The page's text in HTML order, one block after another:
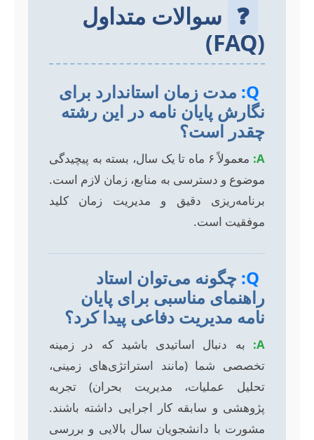
❓ سوالات متداول
(FAQ)
Q: مدت زمان استاندارد برای
نگارش پایان نامه در این رشته
چقدر است؟
A:
معمولاً ۶ ماه تا یک سال، بسته به پیچیدگی
موضوع و دسترسی به منابع، زمان لازم است.
برنامه‌ریزی دقیق و مدیریت زمان کلید
موفقیت است.
Q: چگونه می‌توان استاد
راهنمای مناسبی برای پایان
نامه مدیریت دفاعی پیدا کرد؟
A:
به دنبال اساتیدی باشید که در زمینه
تخصصی شما (مانند استراتژی‌های زمینی،
تحلیل عملیات، مدیریت بحران) تجربه
پژوهشی و سابقه کار اجرایی داشته باشند.
مشورت با دانشجویان سال بالایی و بررسی